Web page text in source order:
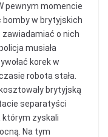
pewnym momencie
bomby w brytyjskich
o nich
musiała
korek w
robota stała.
brytyjską
separatyści
którym zyskali
Na tym